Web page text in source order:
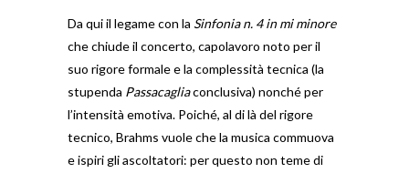
Da qui il legame con la Sinfonia n. 4 in mi minore
che chiude il concerto, capolavoro noto per il
suo rigore formale e la complessità tecnica (la
stupenda Passacagliaconclusiva) nonché per
l’intensità emotiva. Poiché, al di là del rigore
tecnico, Brahms vuole che la musica commuova
e ispiri gli ascoltatori: per questo non teme di